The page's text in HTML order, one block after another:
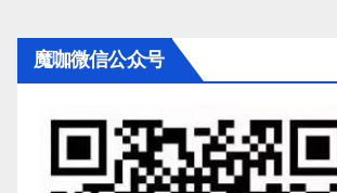
魔咖微信公众号